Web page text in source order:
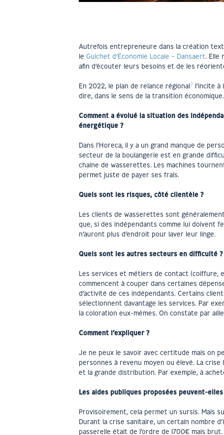
Autrefois entrepreneure dans la création
le Guichet d’Économie Locale – Dansaert. Elle
afin d’écouter leurs besoins et de les
En 2022, le plan de relance régional2 l’incite
dire, dans le sens de la transition
Comment a évolué la situation des
énergétique ?
Dans l’Horeca, il y a un grand manque de
secteur de la boulangerie est en grande
chaine de wasserettes. Les machines
permet juste de payer ses frais.
Quels sont les risques, côté clientèle ?
Les clients de wasserettes sont
que, si des indépendants comme lui doivent
n’auront plus d’endroit pour laver leur linge.
Quels sont les autres secteurs en difficulté ?
Les services et métiers de contact (coiffure,
commencent à couper dans certaines
d’activité de ces indépendants. Certains
sélectionnent davantage les services. Par
la coloration eux-mêmes. On constate par
Comment l’expliquer ?
Je ne peux le savoir avec certitude mais on
personnes à revenu moyen ou élevé. La
et la grande distribution. Par exemple, à
Les aides publiques proposées peuvent-
Provisoirement, cela permet un sursis. Mais
Durant la crise sanitaire, un certain nombre
passerelle était de l’ordre de 1700€ mais